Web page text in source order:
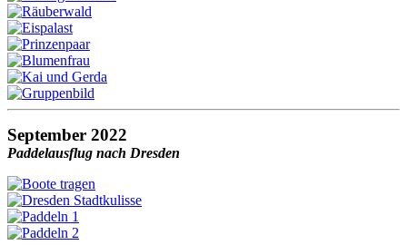
September 2022
Paddelausflug nach Dresden